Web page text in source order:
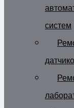
систем